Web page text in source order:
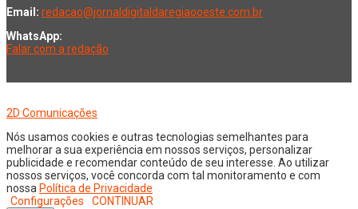
Email: redacao@jornaldigitaldaregiaooeste.com.br
WhatsApp:
Falar com a redação
2D Comunicações
Nós usamos cookies e outras tecnologias semelhantes para
melhorar a sua experiência em nossos serviços, personalizar
publicidade e recomendar conteúdo de seu interesse. Ao utilizar
nossos serviços, você concorda com tal monitoramento e com
nossa Política de Privacidade
Configurações
CONTINUAR